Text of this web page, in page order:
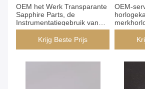
OEM het Werk Transparante
Sapphire Parts, de
Instrumentatiegebruik van
Horlogekasttoebehoren
Krijg Beste Prijs
OEM-